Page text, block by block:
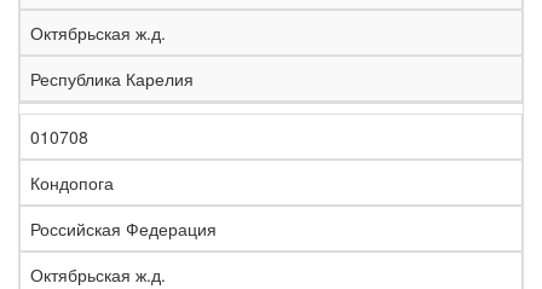
Октябрьская ж.д.
Республика Карелия
010708
Кондопога
Российская Федерация
Октябрьская ж.д.